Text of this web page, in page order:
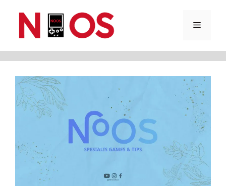
Menu